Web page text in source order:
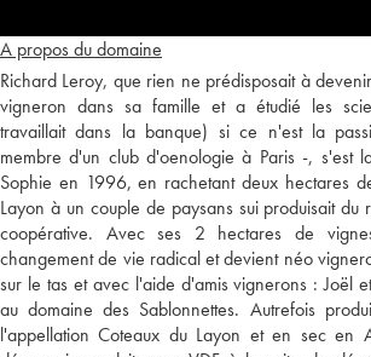
A propos du domaine
Richard Leroy, que rien ne prédisposait à
vigneron dans sa famille et a étudié les
travaillait dans la banque) si ce n'est la
membre d'un club d'oenologie à Paris -, s'est
Sophie en 1996, en rachetant deux hectares
Layon à un couple de paysans sui produisait du
coopérative. Avec ses 2 hectares de
changement de vie radical et devient néo
sur le tas et avec l'aide d'amis vignerons : Joël
au domaine des Sablonnettes. Autrefois
l'appellation Coteaux du Layon et en sec en